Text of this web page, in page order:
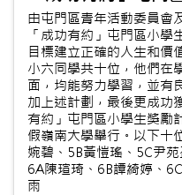
由屯門區青年活動委員會
「成功有約」屯門區小
目標建立正確的人生和價
小六同學共十位，他們在
面，均能努力學習，並有
加上述計劃，最後更成功
有約」屯門區小學生獎勵
假嶺南大學舉行。以下十
婉碧、5B黃愷瑤、5C尹
6A陳瑄琦、6B譚綺婷、
雨